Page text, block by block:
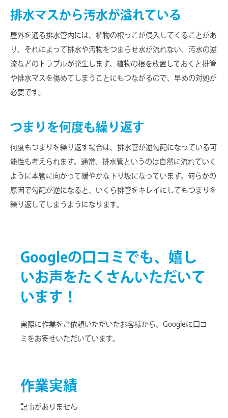
排水マスから汚水が溢れている
屋外を通る排水管内には、植物の根っこが侵入してくることがあ
り、それによって排水や汚物をつまらせ水が流れない、汚水の逆
流などのトラブルが発生します。植物の根を放置しておくと排管
や排水マスを傷めてしまうことにもつながるので、早めの対処が
必要です。
つまりを何度も繰り返す
何度もつまりを繰り返す場合は、排水管が逆勾配になっている可
能性も考えられます。通常、排水管というのは自然に流れていく
ように本管に向かって緩やかな下り坂になっています。何らかの
原因で勾配が逆になると、いくら排管をキレイにしてもつまりを
繰り返してしまうようになります。
Googleの口コミでも、嬉し
いお声をたくさんいただいて
います！
実際に作業をご依頼いただいたお客様から、Googleに口コ
ミをお寄せいただいています。
作業実績
記事がありません